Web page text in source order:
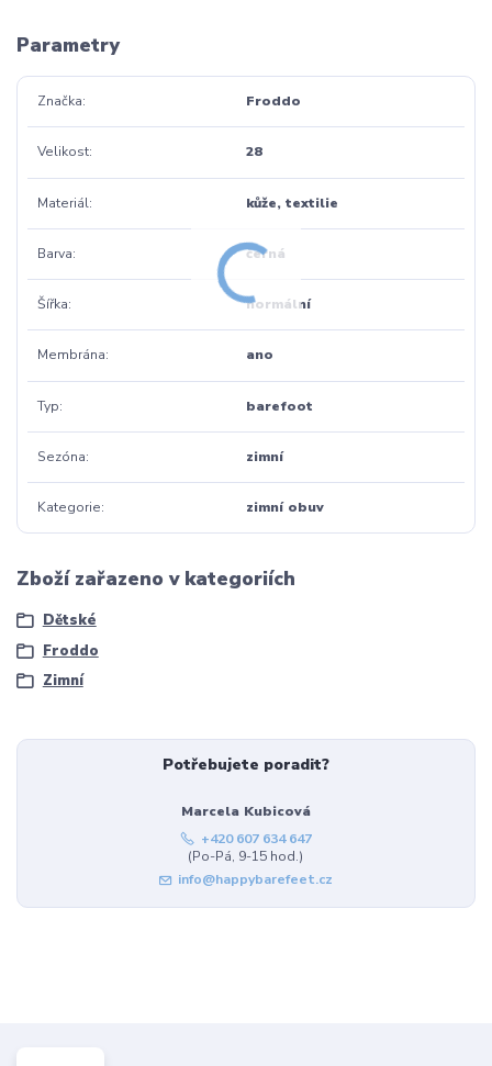
Parametry
Značka Froddo
Velikost 28
Materiál kůže, textilie
Barva černá
Šířka normální
Membrána ano
Typ barefoot
Sezóna zimní
Kategorie zimní obuv
Zboží zařazeno v kategoriích
Dětské
Froddo
Zimní
Potřebujete poradit?
Marcela Kubicová
+420 607 634 647
(Po-Pá, 9-15 hod.)
info@happybarefeet.cz